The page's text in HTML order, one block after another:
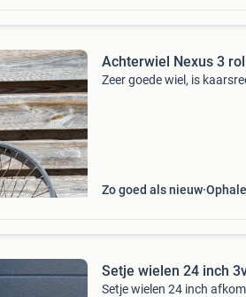
Achterwiel Nexus 3
Zeer goede wiel, is
Zo goed als nieuw
Setje wielen 24 inch
Setje wielen 24 inch